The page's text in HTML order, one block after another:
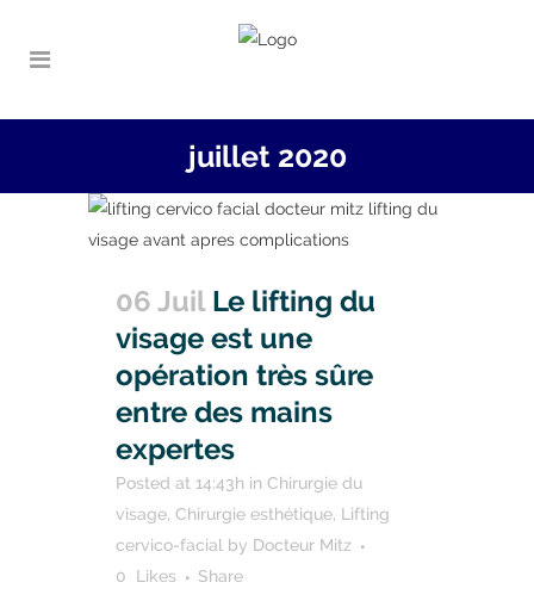
juillet 2020
06 Juil Le lifting du
visage est une
opération très sûre
entre des mains
expertes
Posted at 14:43h in Chirurgie du
visage, Chirurgie esthétique, Lifting
cervico-facial by Docteur Mitz
0
Likes Share